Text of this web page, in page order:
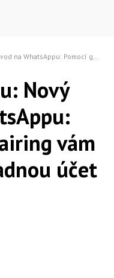
Pomocí ghost pairing vám podvodníci ukradnou účet raz dva
Nový
vám
účet